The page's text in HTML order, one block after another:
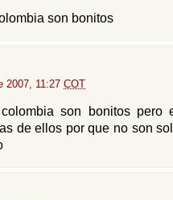
son bonitos
2007, 11:27 COT
son bonitos pero
de ellos por que no son